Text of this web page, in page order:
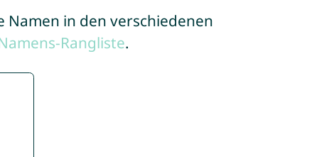
Namen in den verschiedenen
Rangliste.